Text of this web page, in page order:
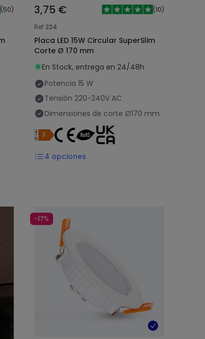
(50)
3,75 € (10)
Ref 224
Placa LED 15W Circular SuperSlim
Corte Ø 170 mm
En Stock, entrega en 24/48h
Potencia 15 W
Tensión 220-240V AC
Dimensiones de corte Ø170 mm
4 opciones
-17%